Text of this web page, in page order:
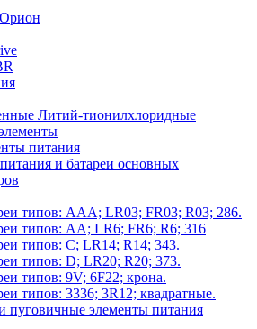
Литий-тионилхлоридные
питания
и батареи основных
типов: AAA; LR03; FR03; R03; 286.
типов: AA; LR6; FR6; R6; 316
типов: C; LR14; R14; 343.
типов: D; LR20; R20; 373.
типов: 9V; 6F22; крона.
типов: 3336; 3R12; квадратные.
пуговичные элементы питания